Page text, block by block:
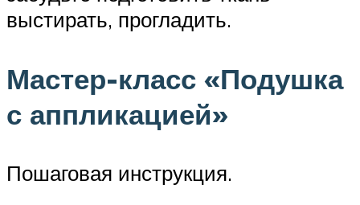
выстирать, прогладить.
Мастер-класс «Подушка
с аппликацией»
Пошаговая инструкция.